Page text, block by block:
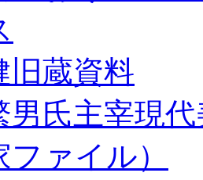
旧蔵資料
男氏主宰現
ファイル）